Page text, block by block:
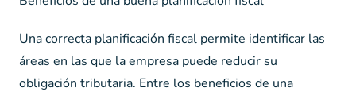
Una correcta planificación fiscal permite identificar las
áreas en las que la empresa puede reducir su
obligación tributaria. Entre los beneficios de una